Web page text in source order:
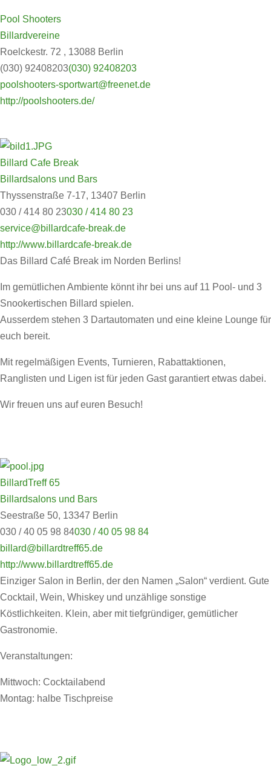
Pool Shooters
Billardvereine
Roelckestr. 72 , 13088 Berlin
(030) 92408203(030) 92408203
poolshooters-sportwart@freenet.de
http://poolshooters.de/
Billard Cafe Break
Billardsalons und Bars
Thyssenstraße 7-17, 13407 Berlin
030 / 414 80 23030 / 414 80 23
service@billardcafe-break.de
http://www.billardcafe-break.de
Das Billard Café Break im Norden Berlins!
Im gemütlichen Ambiente könnt ihr bei uns auf 11 Pool- und 3
Snookertischen Billard spielen.
Ausserdem stehen 3 Dartautomaten und eine kleine Lounge für
euch bereit.
Mit regelmäßigen Events, Turnieren, Rabattaktionen,
Ranglisten und Ligen ist für jeden Gast garantiert etwas dabei.
Wir freuen uns auf euren Besuch!
BillardTreff 65
Billardsalons und Bars
Seestraße 50, 13347 Berlin
030 / 40 05 98 84030 / 40 05 98 84
billard@billardtreff65.de
http://www.billardtreff65.de
Einziger Salon in Berlin, der den Namen „Salon“ verdient. Gute
Cocktail, Wein, Whiskey und unzählige sonstige
Köstlichkeiten. Klein, aber mit tiefgründiger, gemütlicher
Gastronomie.
Veranstaltungen:
Mittwoch: Cocktailabend
Montag: halbe Tischpreise